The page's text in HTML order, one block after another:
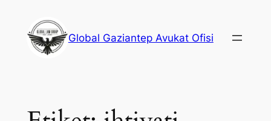
Global Gaziantep Avukat Ofisi